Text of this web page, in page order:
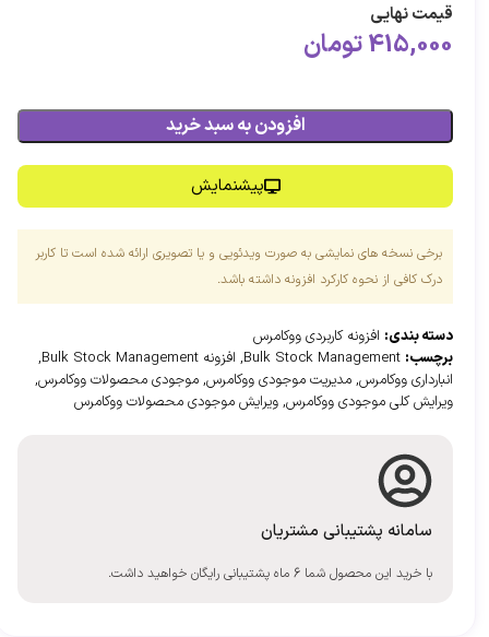
قیمت نهایی
415,000تومان
افزودن به سبد خرید
پیشنمایش
برخی نسخه های نمایشی به صورت ویدئویی و یا تصویری ارائه شده است تا کاربر
درک کافی از نحوه کارکرد افزونه داشته باشد.
دسته بندی: افزونه کاربردی ووکامرس
برچسب: Bulk Stock Management
, افزونه Bulk Stock Management
,
انبارداری ووکامرس, مدیریت موجودی ووکامرس, موجودی محصولات ووکامرس,
ویرایش کلی موجودی ووکامرس, ویرایش موجودی محصولات ووکامرس
سامانه پشتیبانی مشتریان
با خرید این محصول شما 6 ماه پشتیبانی رایگان خواهید داشت.